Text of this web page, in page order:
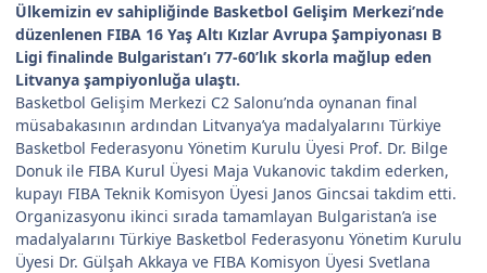
Ülkemizin ev sahipliğinde Basketbol Gelişim Merkezi’nde
düzenlenen FIBA 16 Yaş Altı Kızlar Avrupa Şampiyonası B
Ligi finalinde Bulgaristan’ı 77-60’lık skorla mağlup eden
Litvanya şampiyonluğa ulaştı.
Basketbol Gelişim Merkezi C2 Salonu’nda oynanan final
müsabakasının ardından Litvanya’ya madalyalarını Türkiye
Basketbol Federasyonu Yönetim Kurulu Üyesi Prof. Dr. Bilge
Donuk ile FIBA Kurul Üyesi Maja Vukanovic takdim ederken,
kupayı FIBA Teknik Komisyon Üyesi Janos Gincsai takdim etti.
Organizasyonu ikinci sırada tamamlayan Bulgaristan’a ise
madalyalarını Türkiye Basketbol Federasyonu Yönetim Kurulu
Üyesi Dr. Gülşah Akkaya ve FIBA Komisyon Üyesi Svetlana